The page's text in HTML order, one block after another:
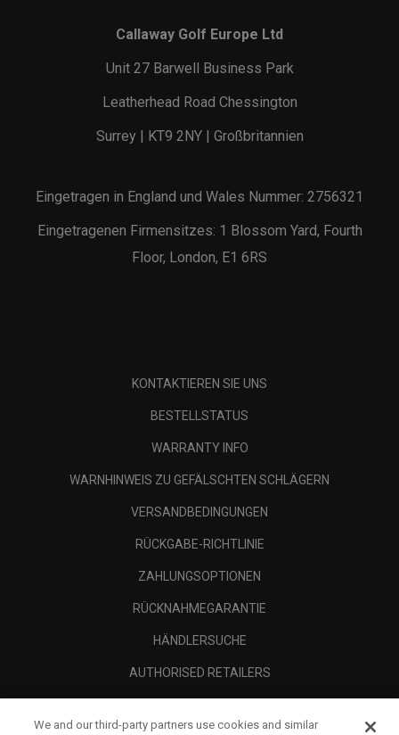
Callaway Golf Europe Ltd
Unit 27 Barwell Business Park
Leatherhead Road Chessington
Surrey | KT9 2NY | Großbritannien
Eingetragen in England und Wales Nummer: 2756321
Eingetragenen Firmensitzes: 1 Blossom Yard, Fourth
Floor, London, E1 6RS
KONTAKTIEREN SIE UNS
BESTELLSTATUS
WARRANTY INFO
WARNHINWEIS ZU GEFÄLSCHTEN SCHLÄGERN
VERSANDBEDINGUNGEN
RÜCKGABE-RICHTLINIE
ZAHLUNGSOPTIONEN
RÜCKNAHMEGARANTIE
HÄNDLERSUCHE
AUTHORISED RETAILERS
We and our third-party partners use cookies and similar